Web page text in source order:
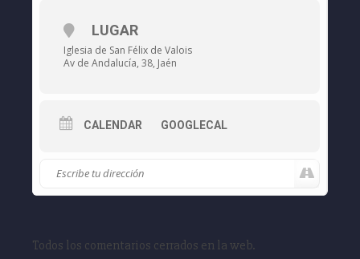
LUGAR
Iglesia de San Félix de Valois
Av de Andalucía, 38, Jaén
CALENDAR GOOGLECAL
Todos los comentarios cerrados en la web.